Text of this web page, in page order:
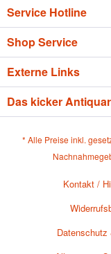
Service Hotline
Shop Service
Externe Links
Das kicker
* Alle Preise inkl.
Kontakt /